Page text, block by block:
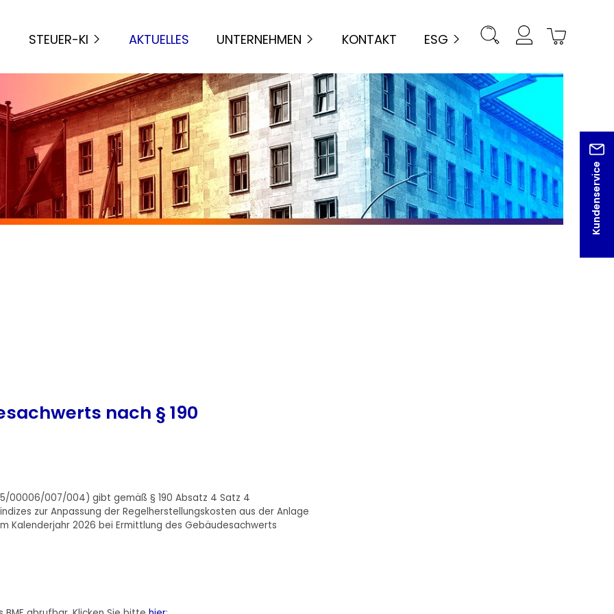
STEUER-KI AKTUELLES UNTERNEHMEN KONTAKT ESG
Kundenservice
nach § 190
00006/007/004) gibt gemäß § 190 Absatz 4 Satz 4
zur Anpassung der Regelherstellungskosten aus der Anlage
Kalenderjahr 2026 bei Ermittlung des Gebäudesachwerts